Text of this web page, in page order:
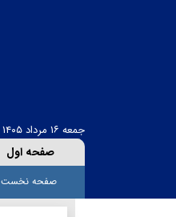
جمعه ۱۶ مرداد ۱۴۰۵
صفحه اول
صفحه نخست